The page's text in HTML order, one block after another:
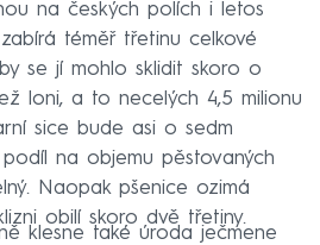
na českých polích i letos
téměř třetinu celkové
se jí mohlo sklidit skoro o
loni, a to necelých 4,5 milionu
sice bude asi o sedm
na objemu pěstovaných
Naopak pšenice ozimá
obilí skoro dvě třetiny.
klesne také úroda ječmene